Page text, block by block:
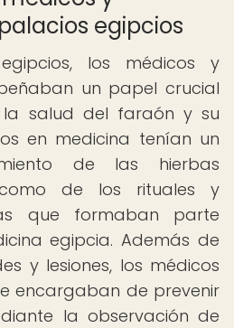
egipcios
los médicos y
un papel crucial
salud del faraón y su
en medicina tenían un
de las hierbas
de los rituales y
que formaban parte
egipcia. Además de
y lesiones, los médicos
encargaban de prevenir
la observación de